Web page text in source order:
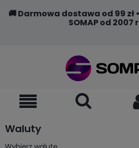
🚚 Darmowa dostawa od 99 zł
SOMAP od 2007
Waluty